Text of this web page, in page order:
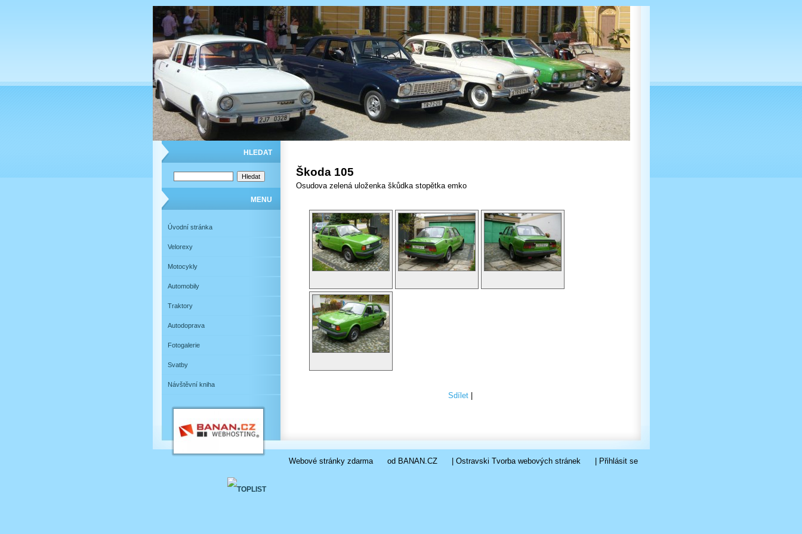
HLEDAT
MENU
Úvodní stránka
Velorexy
Motocykly
Automobily
Traktory
Autodoprava
Fotogalerie
Svatby
Návštěvní kniha
Škoda 105
Osudova zelená uloženka škůdka stopětka emko
Sdílet
Webové stránky zdarma od BANAN.CZ Ostravski Tvorba webových stránek Přihlásit se